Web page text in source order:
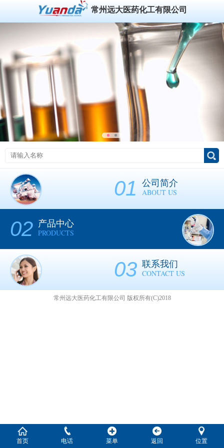
常州远大医药化工有限公司
01 公司简介
ABOUT US
02 产品中心
PRODUCTS
03 联系我们
CONTACT US
常州远大医药化工有限公司 版权所有(C)2018
首页 电话 菜单 返回 位置